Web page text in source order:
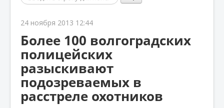
24 ноября 2013 12:44
Более 100 волгоградских
полицейских
разыскивают
подозреваемых в
расстреле охотников